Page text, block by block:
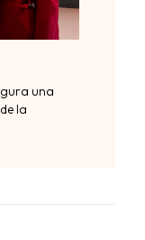
una
la